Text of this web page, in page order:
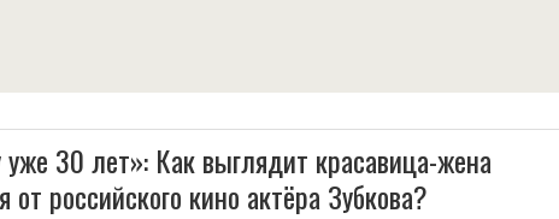
уже 30 лет»: Как выглядит красавица-жена
от российского кино актёра Зубкова?